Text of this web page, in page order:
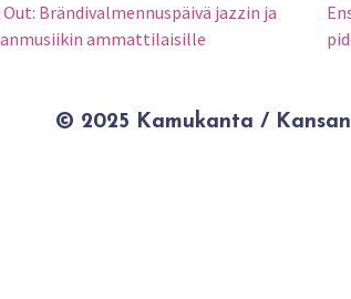
selaus
Brändivalmennuspäivä jazzin ja
ammattilaisille
© 2025 Kamukanta /